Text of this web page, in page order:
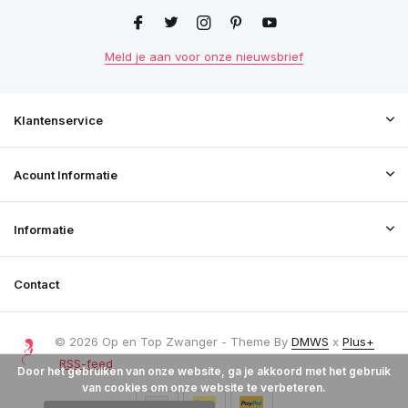
Meld je aan voor onze nieuwsbrief
Klantenservice
Acount Informatie
Informatie
Contact
© 2026 Op en Top Zwanger - Theme By DMWS x Plus+
RSS-feed
Door het gebruiken van onze website, ga je akkoord met het gebruik
van cookies om onze website te verbeteren.